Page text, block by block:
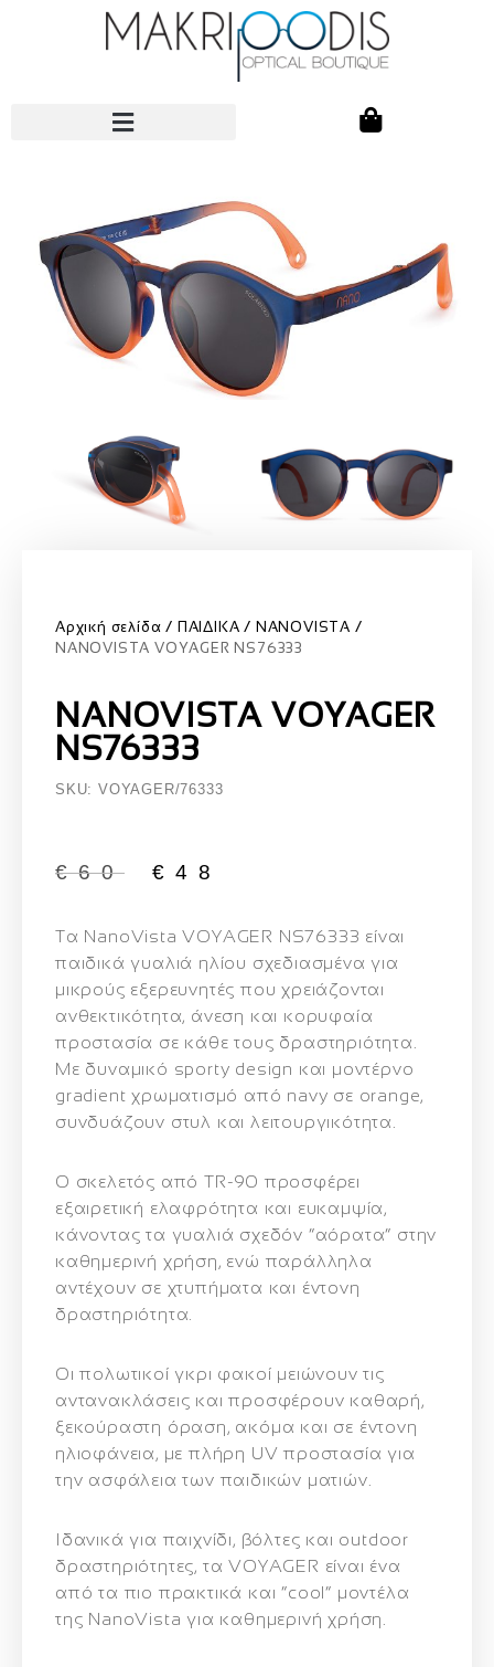
Αρχική σελίδα ΠΑΙΔΙΚΑ
NANOVISTA
NANOVISTA VOYAGER NS76333
NANOVISTA VOYAGER
NS76333
SKU: VOYAGER/76333
€60 € 48
Τα NanoVista VOYAGER NS76333 είναι
παιδικά γυαλιά ηλίου σχεδιασμένα για
μικρούς εξερευνητές που χρειάζονται
ανθεκτικότητα, άνεση και κορυφαία
προστασία σε κάθε τους δραστηριότητα.
Με δυναμικό sporty design και μοντέρνο
gradient χρωματισμό από navy σε orange,
συνδυάζουν στυλ και λειτουργικότητα.
Ο σκελετός από TR-90 προσφέρει
εξαιρετική ελαφρότητα και ευκαμψία,
κάνοντας τα γυαλιά σχεδόν “αόρατα” στην
καθημερινή χρήση, ενώ παράλληλα
αντέχουν σε χτυπήματα και έντονη
δραστηριότητα.
Οι πολωτικοί γκρι φακοί μειώνουν τις
αντανακλάσεις και προσφέρουν καθαρή,
ξεκούραστη όραση, ακόμα και σε έντονη
ηλιοφάνεια, με πλήρη UV προστασία για
την ασφάλεια των παιδικών ματιών.
Ιδανικά για παιχνίδι, βόλτες και outdoor
δραστηριότητες, τα VOYAGER είναι ένα
από τα πιο πρακτικά και “cool” μοντέλα
της NanoVista για καθημερινή χρήση.